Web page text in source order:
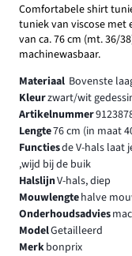
Comfortabele shirt
tuniek van viscose met
van ca. 76 cm (mt. 36/
machinewasbaar.
Materiaal Bovenste
Kleurzwart/wit
Artikelnummer
Lengte76 cm (in maat
Functiesde V-hals laat
,wijd bij de buik
HalslijnV-hals, diep
Mouwlengtehalve
Onderhoudsadvies
ModelGetailleerd
Merkbonprix